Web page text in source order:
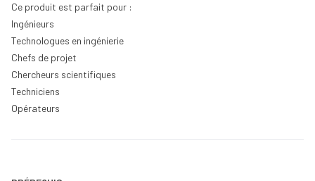
Ce produit est parfait pour :
Ingénieurs
Technologues en ingénierie
Chefs de projet
Chercheurs scientifiques
Techniciens
Opérateurs